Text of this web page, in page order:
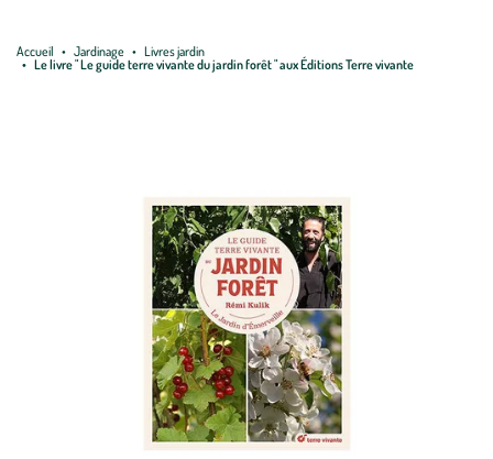
Accueil Jardinage
Livres jardin
Le livre " Le guide terre vivante du jardin forêt " aux Éditions Terre vivante